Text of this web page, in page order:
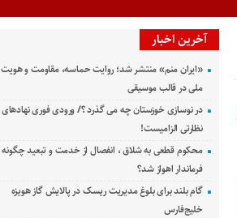
آخرین اخبار
«ایران منم» منتشر شد؛ روایت حماسه، مقاومت و هویت
ملی در قالب موسیقی
در نوسازی خوزستان چه می گذرد ؟/ ورودی فوری نهادهای
نظارتی الزامیست!
محکوم قطعی به شلاق ، انفصال از خدمت و تبعید چگونه
فرماندار اهواز شد؟
گام بلند برای بلوغ مدیریت ریسک در پالایش گاز هویزه
خلیج‌فارس